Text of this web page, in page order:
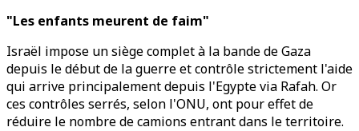
"Les enfants meurent de faim"
Israël impose un siège complet à la bande de Gaza
depuis le début de la guerre et contrôle strictement l'aide
qui arrive principalement depuis l'Egypte via Rafah. Or
ces contrôles serrés, selon l'ONU, ont pour effet de
réduire le nombre de camions entrant dans le territoire.